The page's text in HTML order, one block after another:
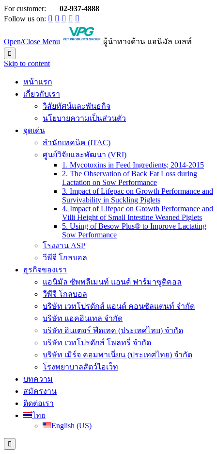
For customer:
02-937-4888
Follow us on:     
Open/Close Menu ผู้นำทางด้าน แอนิมัล เฮลท์

Skip to content
หน้าแรก
เกี่ยวกับเรา
วิสัยทัศน์และพันธกิจ
นโยบายความเป็นส่วนตัว
จุดเด่น
สำนักเทคนิค (ITAC)
ศูนย์วิจัยและพัฒนา (VRI)
1. Mycotoxins in Feed Ingredients; 2014-2015
2. The Observation of Back Fat Loss during
Lactation on Sow Performance
3. Impact of Lifepac on Growth Performance and
Survivability in Suckling Piglets
4. Impact of Lifepac on Growth Performance and
Villi Height of Small Intestine Weaned Piglets
5. Using of Besow Plus® to Improve Lactating
Sow Performance
โรงงาน ASP
วีพีจี โกลบอล
ธุรกิจของเรา
แอนิมัล ซัพพลีเมนท์ แอนด์ ฟาร์มาซูติคอล
วีพีจี โกลบอล
บริษัท เวทโปรดักส์ แอนด์ คอนซัลแตนท์ จำกัด
บริษัท แอคอินเทล จำกัด
บริษัท อินเตอร์ ฟีดเทค (ประเทศไทย) จำกัด
บริษัท เวทโปรดักส์ โพลทรี่ จำกัด
บริษัท เมิร์จ คอมพาเนี่ยน (ประเทศไทย) จำกัด
โรงพยาบาลสัตว์ไอเว็ท
บทความ
สมัครงาน
ติดต่อเรา
ไทย
English (US)
